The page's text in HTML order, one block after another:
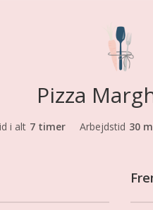
Pizza
i alt 7 timer Arbejdstid 30